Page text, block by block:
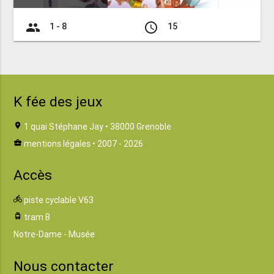
group 1 - 8 access_time 15
K fée des jeux
location_on 1 quai Stéphane Jay • 38000 Grenoble
business_center mentions légales • 2007 - 2026
Accès
directions_bike piste cyclable V63
tram tram B
Notre-Dame - Musée
Nous contacter